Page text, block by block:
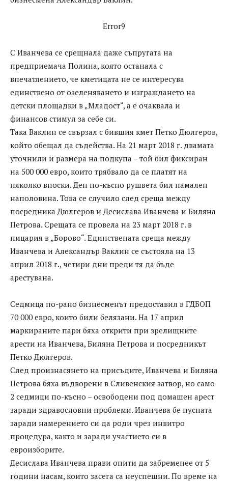
Error9
С Иванчева се срещнала даже съпругата на
предприемача Полина, която останала с
впечатлението, че кметицата не се интересува
единствено от озеленяването и изграждането на
детски площадки в „Младост“, а е очаквала и
финансов стимул за себе си.
Така Ваклин се свързал с бившия кмет Петко Дюлгеров,
който обещал да съдейства. На 21 март 2018 г. двамата
уточнили и размера на подкупа – той бил фиксиран
на 500 000 евро, които трябвало да се платят на
няколко вноски. Ден по-късно рушвета бил намален
наполовина. Това се случило след среща между
посредника Дюлгеров и Десислава Иванчева и Биляна
Петрова. Срещата се провела на 23 март 2018 г. в
пицария в „Борово“. Единствената среща между
Иванчева и Александър Ваклин се състояла на 13
април 2018 г., четири дни преди тя да бъде
арестувана.
Седмица по-рано бизнесменът предоставил в ГДБОП
70 000 евро, които били белязани. На 17 април
маркираните пари бяха открити при зрелищните
арести на Иванчева, Биляна Петрова и посредникът
Петко Дюлгеров.
След произнасянето на присъдите, Иванчева и Биляна
Петрова бяха въдворени в Сливенския затвор, но само
2 седмици по-късно – освободени под домашен арест
заради здравословни проблеми. Иванчева бе пусната
заради намерението си да роди чрез инвитро
процедура, както и заради участието си в
евроизборите.
Десислава Иванчева прави опити да забременее от 5
години насам, които засега са неуспешни. По време на